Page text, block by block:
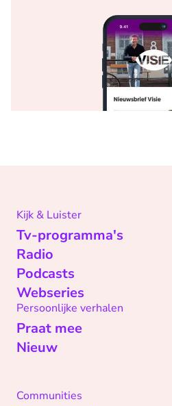
Kijk & Luister
Tv-programma's
Radio
Podcasts
Webseries
Persoonlijke verhalen
Praat mee
Nieuw
Communities